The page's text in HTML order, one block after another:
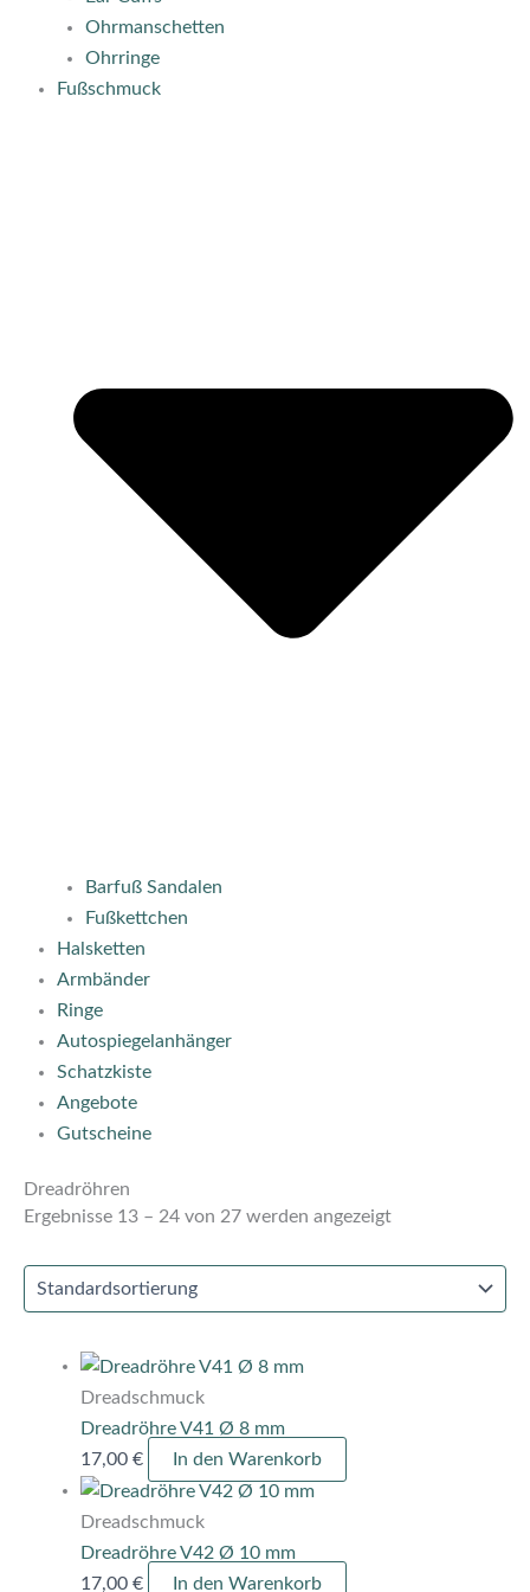
Ohrmanschetten
Ohrringe
Fußschmuck
Barfuß Sandalen
Fußkettchen
Halsketten
Armbänder
Ringe
Autospiegelanhänger
Schatzkiste
Angebote
Gutscheine
Dreadröhren
Ergebnisse 13 – 24 von 27 werden angezeigt
Dreadschmuck
Dreadröhre V41 Ø 8 mm
17,00 € In den Warenkorb
Dreadschmuck
Dreadröhre V42 Ø 10 mm
17,00 € In den Warenkorb